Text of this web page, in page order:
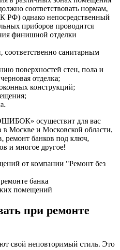
соответствовать нормам,
РФ) однако непосредственный
приборов проводится
финишной отделки
соответственно санитарным
поверхностей стен, пола и
отделка;
конструкций;
осуществит для вас
в Москве и Московской области,
ремонт банков под ключ,
и многое другое!
при ремонте
свой неповторимый стиль. Это